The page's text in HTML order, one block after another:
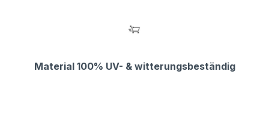
Material 100% UV- & witterungsbeständig